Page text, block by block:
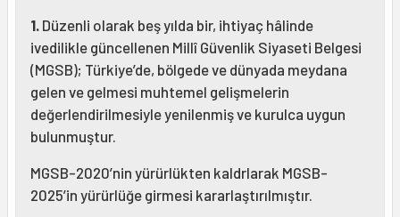
1. Düzenli olarak beş yılda bir, ihtiyaç hâlinde
ivedilikle güncellenen Millî Güvenlik Siyaseti Belgesi
(MGSB); Türkiye’de, bölgede ve dünyada meydana
gelen ve gelmesi muhtemel gelişmelerin
değerlendirilmesiyle yenilenmiş ve kurulca uygun
bulunmuştur.
MGSB-2020’nin yürürlükten kaldrlarak MGSB-
2025’in yürürlüğe girmesi kararlaştırılmıştır.